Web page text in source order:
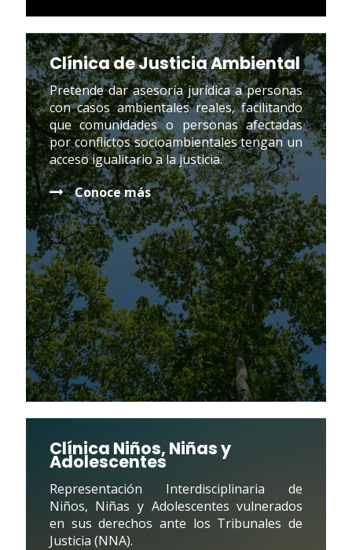
Clínica de Justicia Ambiental
Pretende dar asesoría jurídica a personas
con casos ambientales reales, facilitando
que comunidades o personas afectadas
por conflictos socioambientales tengan un
acceso igualitario a la justicia.
Conoce más
Clínica Niños, Niñas y
Adolescentes
Representación Interdisciplinaria de
Niños, Niñas y Adolescentes vulnerados
en sus derechos ante los Tribunales de
Justicia (NNA).